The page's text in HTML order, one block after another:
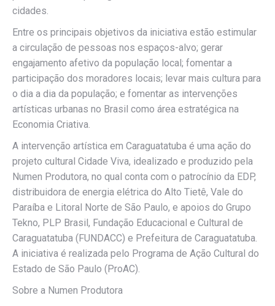
cidades.
Entre os principais objetivos da iniciativa estão estimular
a circulação de pessoas nos espaços-alvo; gerar
engajamento afetivo da população local; fomentar a
participação dos moradores locais; levar mais cultura para
o dia a dia da população; e fomentar as intervenções
artísticas urbanas no Brasil como área estratégica na
Economia Criativa.
A intervenção artística em Caraguatatuba é uma ação do
projeto cultural Cidade Viva, idealizado e produzido pela
Numen Produtora, no qual conta com o patrocínio da EDP,
distribuidora de energia elétrica do Alto Tietê, Vale do
Paraíba e Litoral Norte de São Paulo, e apoios do Grupo
Tekno, PLP Brasil, Fundação Educacional e Cultural de
Caraguatatuba (FUNDACC) e Prefeitura de Caraguatatuba.
A iniciativa é realizada pelo Programa de Ação Cultural do
Estado de São Paulo (ProAC).
Sobre a Numen Produtora